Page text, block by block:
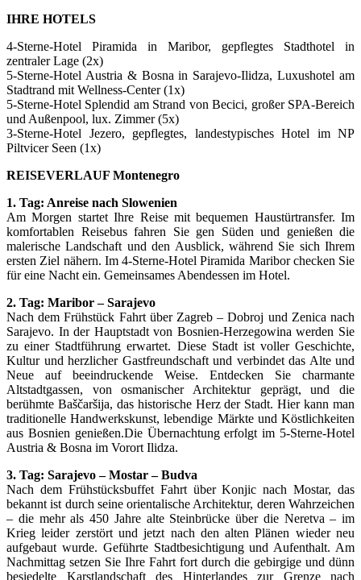
IHRE HOTELS
4-Sterne-Hotel Piramida in Maribor, gepflegtes Stadthotel in
zentraler Lage (2x)
5-Sterne-Hotel Austria & Bosna in Sarajevo-Ilidza, Luxushotel am
Stadtrand mit Wellness-Center (1x)
5-Sterne-Hotel Splendid am Strand von Becici, großer SPA-Bereich
und Außenpool, lux. Zimmer (5x)
3-Sterne-Hotel Jezero, gepflegtes, landestypisches Hotel im NP
Piltvicer Seen (1x)
REISEVERLAUF Montenegro
1. Tag: Anreise nach Slowenien
Am Morgen startet Ihre Reise mit bequemen Haustürtransfer. Im
komfortablen Reisebus fahren Sie gen Süden und genießen die
malerische Landschaft und den Ausblick, während Sie sich Ihrem
ersten Ziel nähern. Im 4-Sterne-Hotel Piramida Maribor checken Sie
für eine Nacht ein. Gemeinsames Abendessen im Hotel.
2. Tag: Maribor – Sarajevo
Nach dem Frühstück Fahrt über Zagreb – Dobroj und Zenica nach
Sarajevo. In der Hauptstadt von Bosnien-Herzegowina werden Sie
zu einer Stadtführung erwartet. Diese Stadt ist voller Geschichte,
Kultur und herzlicher Gastfreundschaft und verbindet das Alte und
Neue auf beeindruckende Weise. Entdecken Sie charmante
Altstadtgassen, von osmanischer Architektur geprägt, und die
berühmte Baščaršija, das historische Herz der Stadt. Hier kann man
traditionelle Handwerkskunst, lebendige Märkte und Köstlichkeiten
aus Bosnien genießen.Die Übernachtung erfolgt im 5-Sterne-Hotel
Austria & Bosna im Vorort Ilidza.
3. Tag: Sarajevo – Mostar – Budva
Nach dem Frühstücksbuffet Fahrt über Konjic nach Mostar, das
bekannt ist durch seine orientalische Architektur, deren Wahrzeichen
– die mehr als 450 Jahre alte Steinbrücke über die Neretva – im
Krieg leider zerstört und jetzt nach den alten Plänen wieder neu
aufgebaut wurde. Geführte Stadtbesichtigung und Aufenthalt. Am
Nachmittag setzen Sie Ihre Fahrt fort durch die gebirgige und dünn
besiedelte Karstlandschaft des Hinterlandes zur Grenze nach